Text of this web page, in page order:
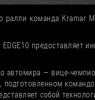
ралли команда Kramar
автомира — вице-
подготовленном
собой